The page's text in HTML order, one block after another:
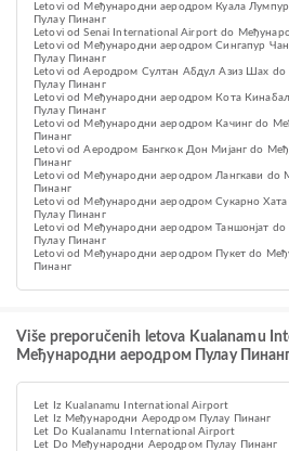
Letovi od Међународни аеродром Куала
Пулау Пинанг
Letovi od Senai International Airport do
Letovi od Међународни аеродром Сингапур
Пулау Пинанг
Letovi od Aеродром Султан Абдул Азиз Шах
Пулау Пинанг
Letovi od Међународни аеродром Кота
Пулау Пинанг
Letovi od Међународни аеродром Качинг do
Пинанг
Letovi od Аеродром Бангкок Дон Мијанг do
Пинанг
Letovi od Међународни аеродром Лангкави do
Пинанг
Letovi od Међународни аеродром Сукарно
Пулау Пинанг
Letovi od Међународни аеродром Таншонјат
Пулау Пинанг
Letovi od Међународни аеродром Пукет do
Пинанг
Više preporučenih letova Kualanamu
Међународни аеродром Пулау
Let Iz Kualanamu International Airport
Let Iz Међународни Аеродром Пулау Пинанг
Let Do Kualanamu International Airport
Let Do Међународни Аеродром Пулау Пинанг